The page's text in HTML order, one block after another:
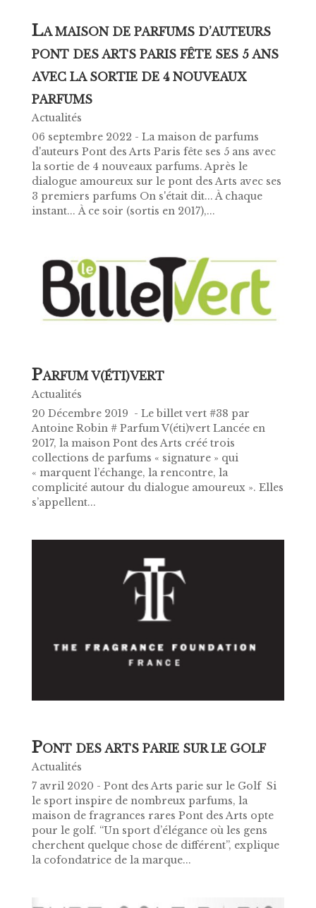
LA MAISON DE PARFUMS D’AUTEURS
PONT DES ARTS PARIS FÊTE SES 5 ANS
AVEC LA SORTIE DE 4 NOUVEAUX
PARFUMS
Actualités
06 septembre 2022 - La maison de parfums
d'auteurs Pont des Arts Paris fête ses 5 ans avec
la sortie de 4 nouveaux parfums. Après le
dialogue amoureux sur le pont des Arts avec ses
3 premiers parfums On s'était dit... À chaque
instant... À ce soir (sortis en 2017),...
PARFUM V(ÉTI)VERT
Actualités
20 Décembre 2019 - Le billet vert #38 par
Antoine Robin # Parfum V(éti)vert Lancée en
2017, la maison Pont des Arts créé trois
collections de parfums « signature » qui
« marquent l’échange, la rencontre, la
complicité autour du dialogue amoureux ». Elles
s’appellent...
PONT DES ARTS PARIE SUR LE GOLF
Actualités
7 avril 2020 - Pont des Arts parie sur le Golf Si
le sport inspire de nombreux parfums, la
maison de fragrances rares Pont des Arts opte
pour le golf. “Un sport d’élégance où les gens
cherchent quelque chose de différent”, explique
la cofondatrice de la marque...